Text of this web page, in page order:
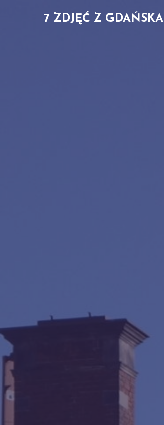
7 ZDJĘĆ Z GDAŃSKA